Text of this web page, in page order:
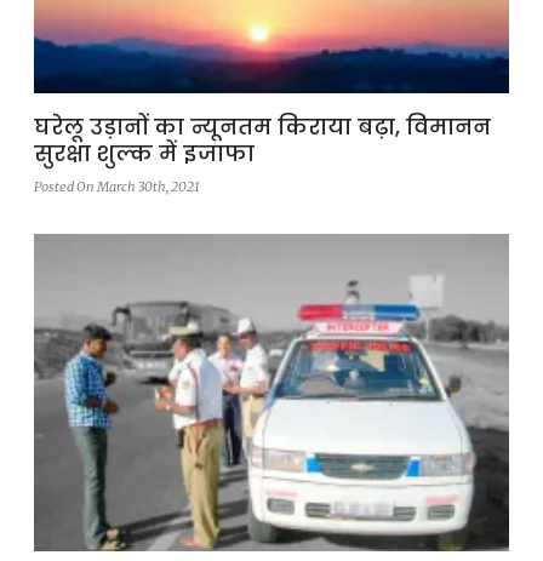
घरेलू उड़ानों का न्यूनतम किराया बढ़ा, विमानन
सुरक्षा शुल्क में इजाफा
Posted On March 30th, 2021